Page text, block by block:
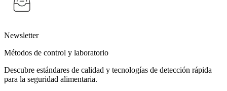
Newsletter
Métodos de control y laboratorio
Descubre estándares de calidad y tecnologías de detección rápida
para la seguridad alimentaria.